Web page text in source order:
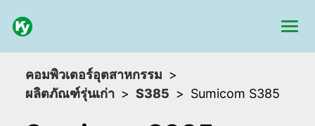
คอมพิวเตอร์อุตสาหกรรม
ผลิตภัณฑ์รุ่นเก่า
S385 Sumicom S385